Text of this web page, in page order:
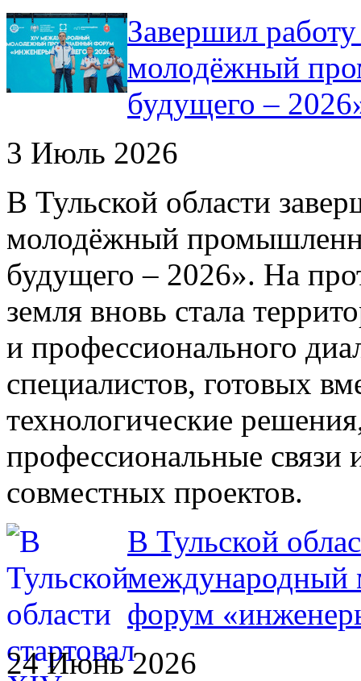
Завершил
молодёжный
будущего –
3 Июль 2026
В Тульской области
молодёжный
будущего – 2026». На
земля вновь стала
и профессионального
специалистов, готовых
технологические
профессиональные связи
совместных проектов.
В Тульской
форум
24 Июнь 2026